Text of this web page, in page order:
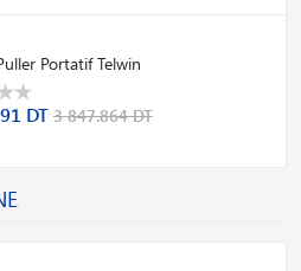
Portatif Telwin
DT 3 847.864 DT